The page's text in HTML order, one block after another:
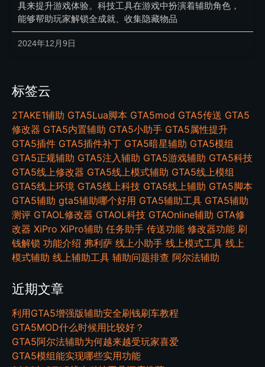
具来提升游戏体验。科技工具在游戏中扮演着辅助角色，
能够帮助玩家解锁全成就、收集隐藏物品
2024年12月9日
标签云
2TAKE1辅助 GTA5Lua脚本 GTA5mod GTA5传送 GTA5
修改器 GTA5内置辅助 GTA5小助手 GTA5属性提升
GTA5插件 GTA5插件补丁 GTA5暗星辅助 GTA5模组
GTA5正规辅助 GTA5注入辅助 GTA5游戏辅助 GTA5科技
GTA5线上修改器 GTA5线上模式辅助 GTA5线上模组
GTA5线上环境 GTA5线上科技 GTA5线上辅助 GTA5脚本
GTA5辅助 gta5辅助哪个好用 GTA5辅助工具 GTA5辅助
测评 GTAOL修改器 GTAOL科技 GTAOnline辅助 GTA修
改器 XiPro XiPro辅助 任务助手 传送功能 修改器功能 刷
钱解锁 功能介绍 弗利萨 线上小助手 线上模式工具 线上
模式辅助 线上辅助工具 辅助问题排查 阿尔法辅助
近期文章
利用GTA5增强版辅助安全刷钱刷车教程
GTA5MOD什么时候用比较好？
GTA5阿尔法辅助为何越来越受玩家喜爱
GTA5模组能实现哪些实用功能